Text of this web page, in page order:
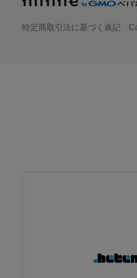
特定商取引法に基づく表記